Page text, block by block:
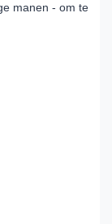
manen - om te